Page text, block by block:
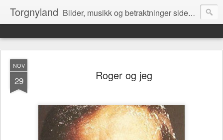
Torgnyland Bilder, musikk og betraktninger siden 2008
NOV
29 Roger og jeg